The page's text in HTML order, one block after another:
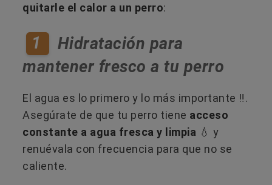
quitarle el calor a un perro:
1
Hidratación para
mantener fresco a tu perro
El agua es lo primero y lo más importante ‼️​.
Asegúrate de que tu perro tiene acceso
constante a agua fresca y limpia 💧 y
renuévala con frecuencia para que no se
caliente.